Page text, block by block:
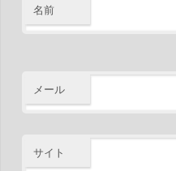
名前
メール
サイト